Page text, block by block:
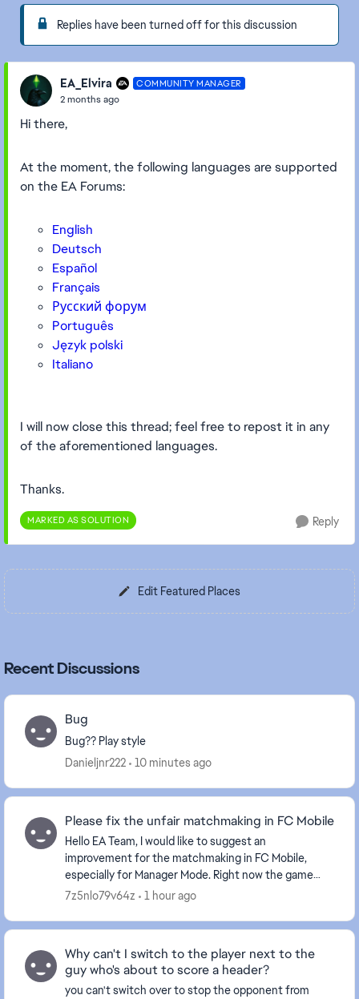
Replies have been turned off for this discussion
EA_Elvira COMMUNITY MANAGER
2 months ago
Hi there,
At the moment, the following languages are supported
on the EA Forums:
English
Deutsch
Español
Français
Русский форум
Português
Język polski
Italiano
I will now close this thread; feel free to repost it in any
of the aforementioned languages.
Thanks.
MARKED AS SOLUTION Reply
Edit Featured Places
Recent Discussions
Bug
Bug?? Play style
Danieljnr222
10 minutes ago
Please fix the unfair matchmaking in FC Mobile
Hello EA Team, I would like to suggest an
improvement for the matchmaking in FC Mobile,
especially for Manager Mode. Right now the game
prefers to find a match in 5 seconds instead of
7z5nlo79v64z 1 hour ago
Why can't I switch to the player next to the
guy who's about to score a header?
you can't switch over to stop the opponent from